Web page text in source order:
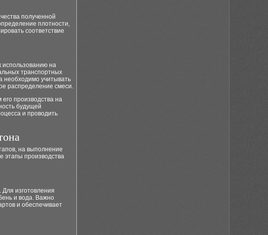
полученной
плотности,
соответствие
использованию на
транспортных
необходимо учитывать
распределение смеси.
производства на
будущей
и проводить
на выполнение
этапы производства
изготовления
и вода. Важно
и обеспечивает